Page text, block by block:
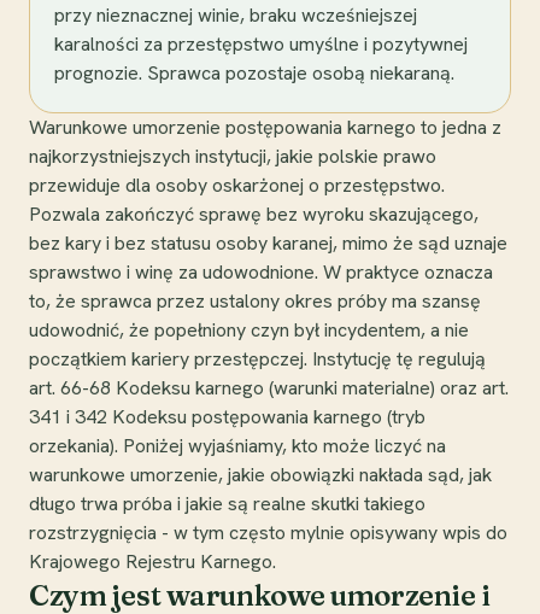
przy nieznacznej winie, braku wcześniejszej
karalności za przestępstwo umyślne i pozytywnej
prognozie. Sprawca pozostaje osobą niekaraną.
Warunkowe umorzenie postępowania karnego to jedna z
najkorzystniejszych instytucji, jakie polskie prawo
przewiduje dla osoby oskarżonej o przestępstwo.
Pozwala zakończyć sprawę bez wyroku skazującego,
bez kary i bez statusu osoby karanej, mimo że sąd uznaje
sprawstwo i winę za udowodnione. W praktyce oznacza
to, że sprawca przez ustalony okres próby ma szansę
udowodnić, że popełniony czyn był incydentem, a nie
początkiem kariery przestępczej. Instytucję tę regulują
art. 66-68 Kodeksu karnego (warunki materialne) oraz art.
341 i 342 Kodeksu postępowania karnego (tryb
orzekania). Poniżej wyjaśniamy, kto może liczyć na
warunkowe umorzenie, jakie obowiązki nakłada sąd, jak
długo trwa próba i jakie są realne skutki takiego
rozstrzygnięcia - w tym często mylnie opisywany wpis do
Krajowego Rejestru Karnego.
Czym jest warunkowe umorzenie i